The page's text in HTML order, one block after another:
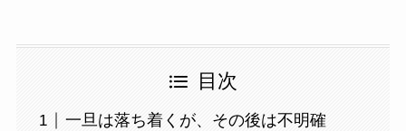
目次
一旦は落ち着くが、その後は不明確